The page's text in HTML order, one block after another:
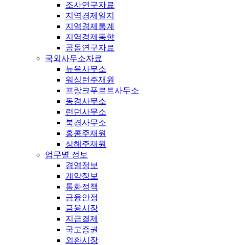
조사연구자료
지역경제일지
지역경제통계
지역경제동향
공동연구자료
국외사무소자료
뉴욕사무소
워싱턴주재원
프랑크푸르트사무소
동경사무소
런던사무소
북경사무소
홍콩주재원
상해주재원
업무별 정보
경영정보
계약정보
통화정책
금융안정
금융시장
지급결제
국고증권
외환시장